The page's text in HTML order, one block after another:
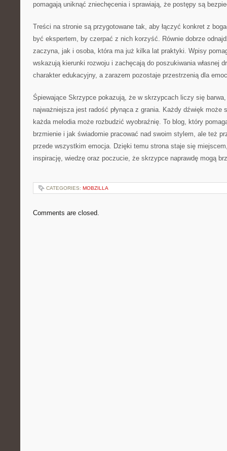
pomagają uniknąć zniechęcenia i sprawiają, że postępy są
Treści na stronie są przygotowane tak, aby łączyć konkret z
być ekspertem, by czerpać z nich korzyść. Równie dobrze
zaczyna, jak i osoba, która ma już kilka lat praktyki. Wpisy
wskazują kierunki rozwoju i zachęcają do poszukiwania własnej
charakter edukacyjny, a zarazem pozostaje przestrzenią dla
Śpiewające Skrzypce pokazują, że w skrzypcach liczy się
najważniejsza jest radość płynąca z grania. Każdy dźwięk może
każda melodia może rozbudzić wyobraźnię. To blog, który
brzmienie i jak świadomie pracować nad swoim stylem, ale też
przede wszystkim emocja. Dzięki temu strona staje się
inspirację, wiedzę oraz poczucie, że skrzypce naprawdę mogą
CATEGORIES: MOBZILLA
Comments are closed.